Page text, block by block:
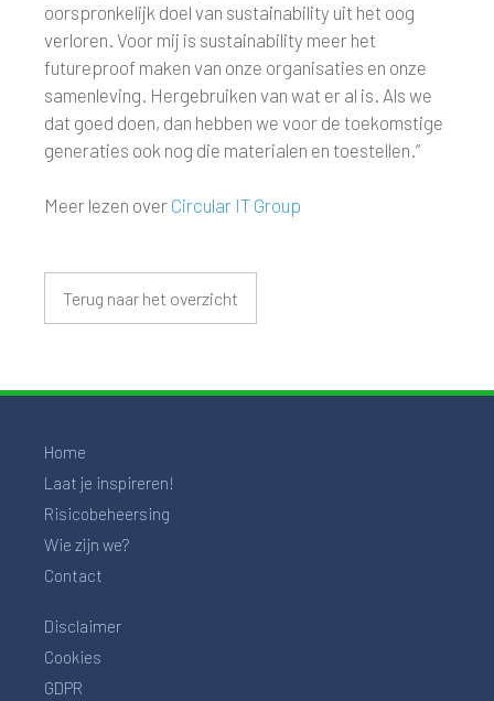
oorspronkelijk doel van sustainability uit het oog
verloren. Voor mij is sustainability meer het
futureproof maken van onze organisaties en onze
samenleving. Hergebruiken van wat er al is. Als we
dat goed doen, dan hebben we voor de toekomstige
generaties ook nog die materialen en toestellen.”
Meer lezen over Circular IT Group
Terug naar het overzicht
Home
Laat je inspireren!
Risicobeheersing
Wie zijn we?
Contact
Disclaimer
Cookies
GDPR